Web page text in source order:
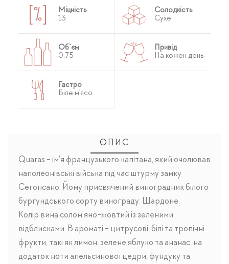
Міцність
13
Солодкість
Сухе
Об`єм
0,75
Привід
На кожен день
Гастро
Біле м'ясо
ОПИС
Quaras - ім'я французького капітана, який очолював
наполеонівські війська під час штурму замку
Сегонсано. Йому присвячений виноградник білого
бургундського сорту винограду: Шардоне.
Колір вина солом'яно-жовтий із зеленими
відблисками. В ароматі - цитрусові, білі та тропічні
фрукти, такі як лимон, зелене яблуко та ананас, на
додаток ноти апельсинової цедри, фундуку та